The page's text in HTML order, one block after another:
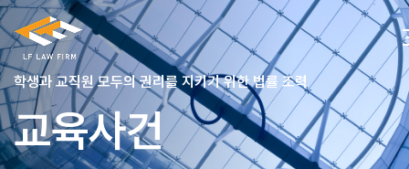
학생과 교직원 모두의 권리를 지키기 위한 법률 조력
교육사건